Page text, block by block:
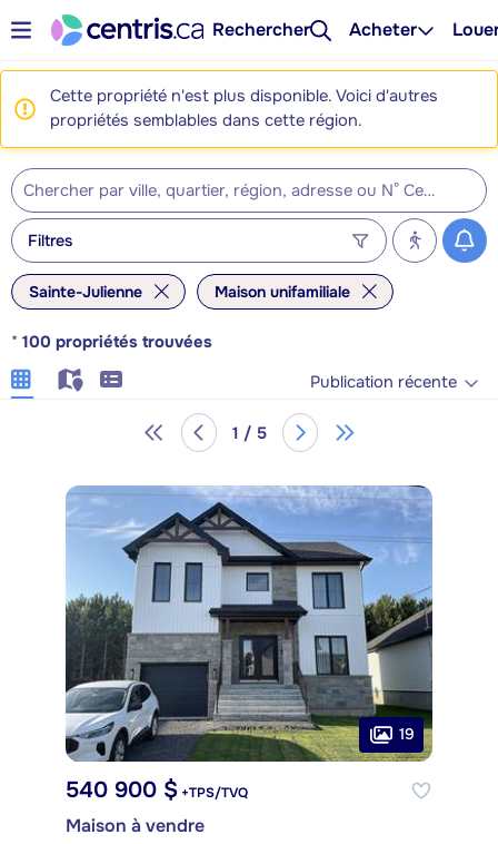
Rechercher Acheter
Cette propriété n'est plus disponible. Voici d'autres
propriétés semblables dans cette région.
Filtres
Sainte-Julienne Maison unifamiliale
* 100 propriétés trouvées
Publication récente
1 / 5
19
540 900 $ +TPS/TVQ
Maison à vendre